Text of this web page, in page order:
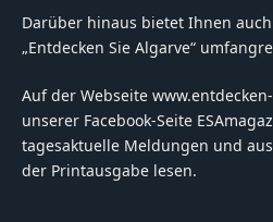
Darüber hinaus bietet Ihnen
„Entdecken Sie Algarve“
Auf der Webseite
unserer Facebook-Seite
tagesaktuelle Meldungen und
der Printausgabe lesen.